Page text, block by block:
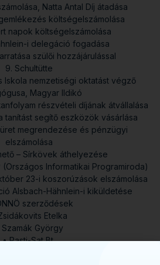
Natta Antal Díj átadása
költségelszámolása
napok költségelszámolása
i delegáció fogadása
szülői hozzájárulással
9. Schultütte
Iskola nemzetiségi oktatást végző
Magyar Ildikó
részvételi díjának átvállalása
tanítást segítő eszközök vásárlása
megrendezése és pénzügyi
elszámolása
– Sírkövek áthelyezése
(Országos Informatikai Programiroda)
23-i koszorúzások elszámolása
Alsbach-Hähnlein-i kiküldetése
szerződések
Etelka
Szamák György
• Pasti-Sat Bt.